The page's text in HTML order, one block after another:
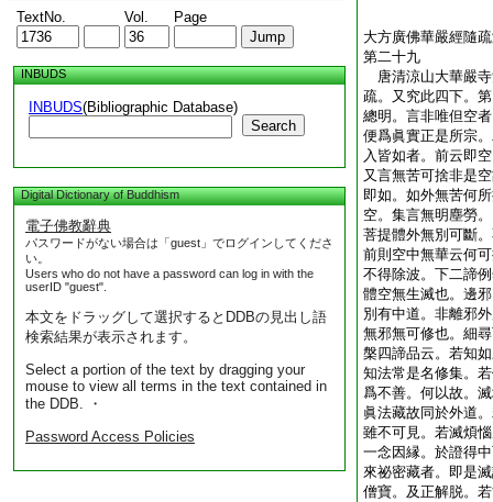
TextNo. Vol. Page
INBUDS
INBUDS(Bibliographic Database)
Search
Digital Dictionary of Buddhism
電子佛教辭典
パスワードがない場合は「guest」でログインしてくださ
い。
Users who do not have a password can log in with the
userID "guest".
本文をドラッグして選択するとDDBの見出し語
検索結果が表示されます。
Select a portion of the text by dragging your
mouse to view all terms in the text contained in
the DDB. ・
Password Access Policies
大方廣佛華嚴經隨
第二十九
唐清涼山大華嚴
疏。又究此四下。
總明。言非唯但空
便爲眞實正是所宗
入皆如者。前云即
又言無苦可捨非是
即如。如外無苦何
空。集言無明塵勞
菩提體外無別可斷
前則空中無華云何
不得除波。下二諦
體空無生滅也。邊
別有中道。非離邪
無邪無可修也。細
槃四諦品云。若知
知法常是名修集。
爲不善。何以故。
眞法藏故同於外道
雖不可見。若滅煩
一念因縁。於證得
來祕密藏者。即是
僧寶。及正解脱。